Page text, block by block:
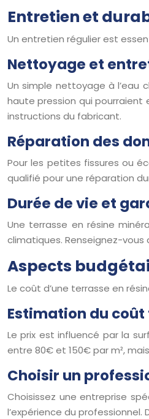
Entretien et
Un entretien régulier est
Nettoyage et
Un simple nettoyage à l’eau
haute pression qui pourraient
instructions du fabricant.
Réparation des
Pour les petites fissures ou
qualifié pour une réparation
Durée de vie et
Une terrasse en résine
climatiques. Renseignez-
Aspects
Le coût d’une terrasse en
Estimation du
Le prix est influencé par la
entre 80€ et 150€ par m²,
Choisir un
Choisissez une entreprise
l’expérience du